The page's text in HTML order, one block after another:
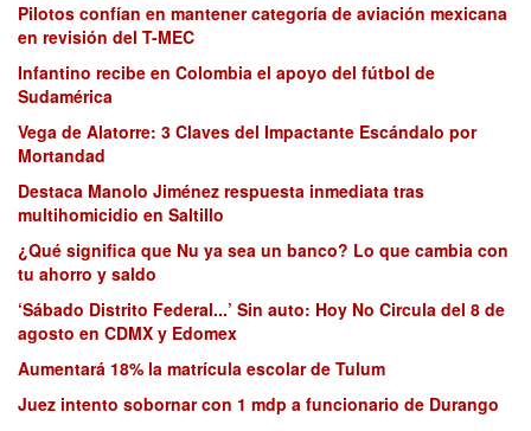
Pilotos confían en mantener categoría de aviación mexicana
en revisión del T-MEC
Infantino recibe en Colombia el apoyo del fútbol de
Sudamérica
Vega de Alatorre: 3 Claves del Impactante Escándalo por
Mortandad
Destaca Manolo Jiménez respuesta inmediata tras
multihomicidio en Saltillo
¿Qué significa que Nu ya sea un banco? Lo que cambia con
tu ahorro y saldo
‘Sábado Distrito Federal...’ Sin auto: Hoy No Circula del 8 de
agosto en CDMX y Edomex
Aumentará 18% la matrícula escolar de Tulum
Juez intento sobornar con 1 mdp a funcionario de Durango